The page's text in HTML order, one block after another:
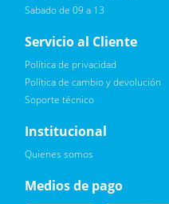
Leí, soy consciente de las
mis datos personales y
Sabado de 09 a 13
Servicio al Cliente
Política de privacidad
Política de cambio y devolución
Soporte técnico
Institucional
Quienes somos
Medios de pago